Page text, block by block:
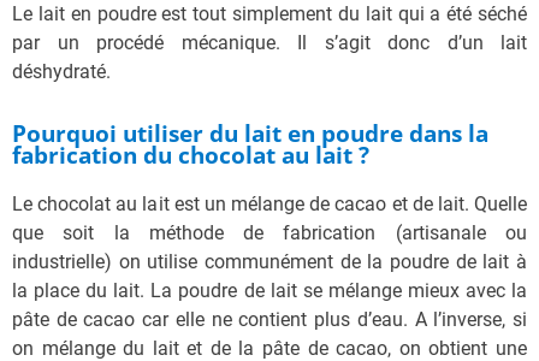
Le lait en poudre est tout simplement du lait qui a été séché
par un procédé mécanique. Il s’agit donc d’un lait
déshydraté.
Pourquoi utiliser du lait en poudre dans la
fabrication du chocolat au lait ?
Le chocolat au lait est un mélange de cacao et de lait. Quelle
que soit la méthode de fabrication (artisanale ou
industrielle) on utilise communément de la poudre de lait à
la place du lait. La poudre de lait se mélange mieux avec la
pâte de cacao car elle ne contient plus d’eau. A l’inverse, si
on mélange du lait et de la pâte de cacao, on obtient une